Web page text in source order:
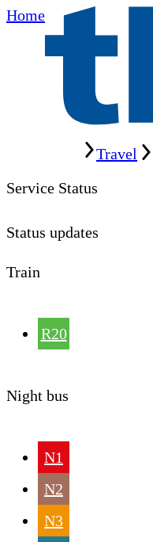
Home
Travel
Service Status
Status updates
Train
R20
Night bus
N1
N2
N3